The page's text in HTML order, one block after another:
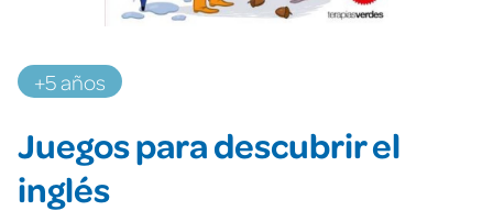
+5 años
Juegos para descubrir el
inglés